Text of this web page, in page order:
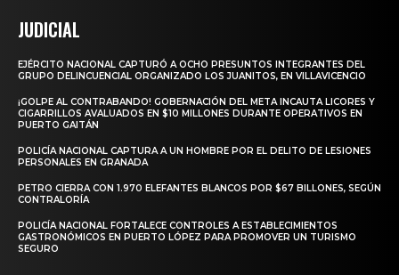
JUDICIAL
EJÉRCITO NACIONAL CAPTURÓ A OCHO PRESUNTOS INTEGRANTES DEL
GRUPO DELINCUENCIAL ORGANIZADO LOS JUANITOS, EN VILLAVICENCIO
¡GOLPE AL CONTRABANDO! GOBERNACIÓN DEL META INCAUTA LICORES Y
CIGARRILLOS AVALUADOS EN $10 MILLONES DURANTE OPERATIVOS EN
PUERTO GAITÁN
POLICÍA NACIONAL CAPTURA A UN HOMBRE POR EL DELITO DE LESIONES
PERSONALES EN GRANADA
PETRO CIERRA CON 1.970 ELEFANTES BLANCOS POR $67 BILLONES, SEGÚN
CONTRALORÍA
POLICÍA NACIONAL FORTALECE CONTROLES A ESTABLECIMIENTOS
GASTRONÓMICOS EN PUERTO LÓPEZ PARA PROMOVER UN TURISMO
SEGURO